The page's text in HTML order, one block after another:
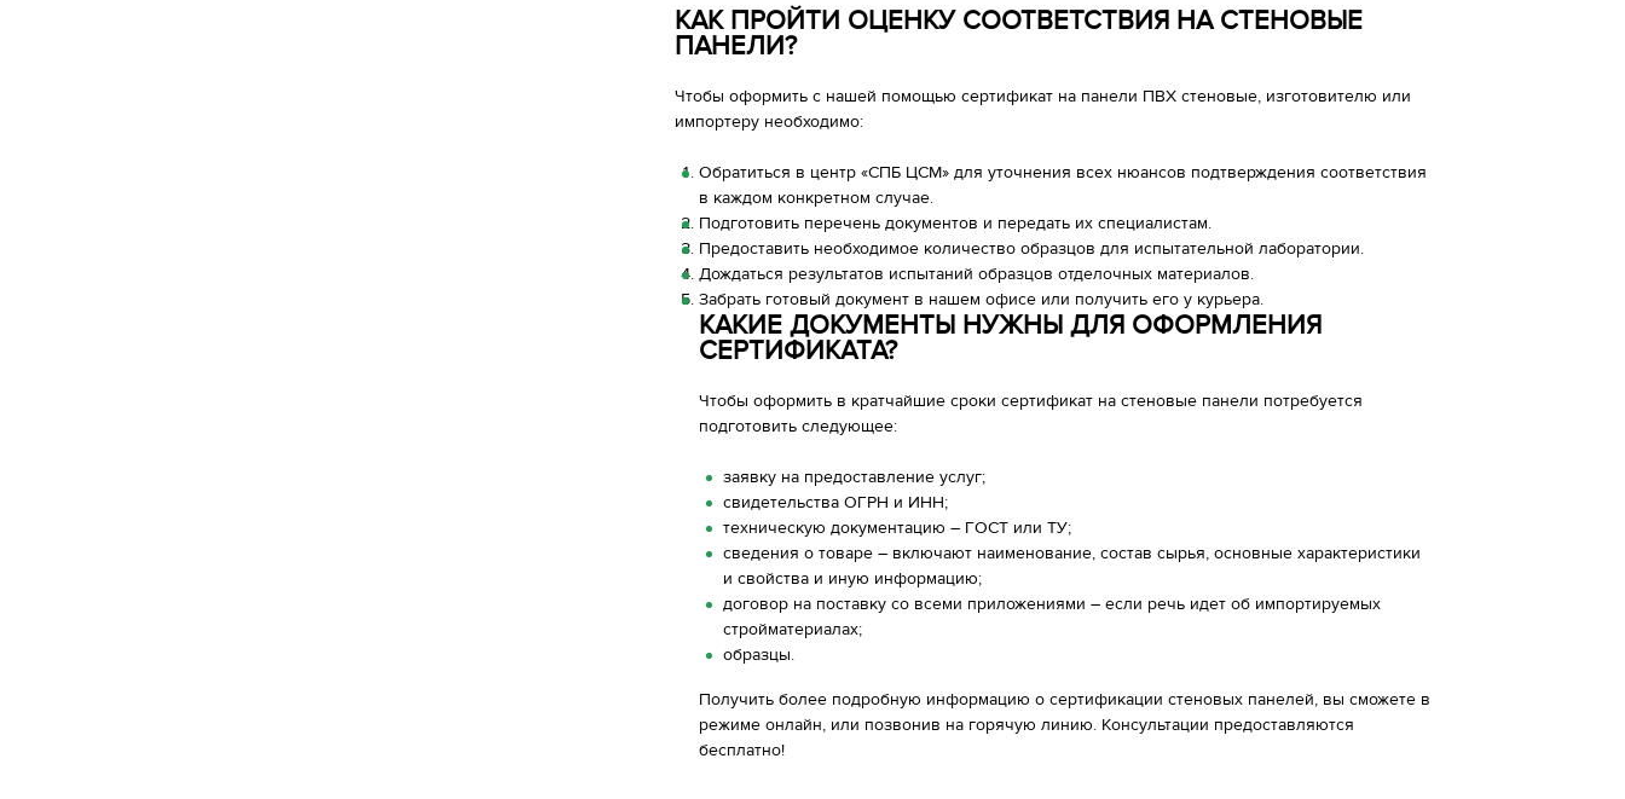
КАК ПРОЙТИ ОЦЕНКУ СООТВЕТСТВИЯ НА СТЕНОВЫЕ
ПАНЕЛИ?
Чтобы оформить с нашей помощью сертификат на панели ПВХ стеновые, изготовителю или
импортеру необходимо:
Обратиться в центр «СПБ ЦСМ» для уточнения всех нюансов подтверждения соответствия
в каждом конкретном случае.
Подготовить перечень документов и передать их специалистам.
Предоставить необходимое количество образцов для испытательной лаборатории.
Дождаться результатов испытаний образцов отделочных материалов.
Забрать готовый документ в нашем офисе или получить его у курьера.
КАКИЕ ДОКУМЕНТЫ НУЖНЫ ДЛЯ ОФОРМЛЕНИЯ
СЕРТИФИКАТА?
Чтобы оформить в кратчайшие сроки сертификат на стеновые панели потребуется
подготовить следующее:
заявку на предоставление услуг;
свидетельства ОГРН и ИНН;
техническую документацию – ГОСТ или ТУ;
сведения о товаре – включают наименование, состав сырья, основные характеристики
и свойства и иную информацию;
договор на поставку со всеми приложениями – если речь идет об импортируемых
стройматериалах;
образцы.
Получить более подробную информацию о сертификации стеновых панелей, вы сможете в
режиме онлайн, или позвонив на горячую линию. Консультации предоставляются
бесплатно!